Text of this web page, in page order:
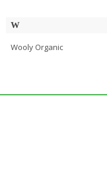
W
Wooly Organic